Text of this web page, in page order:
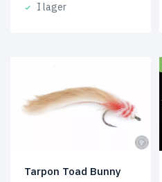
I lager
Tarpon Toad Bunny